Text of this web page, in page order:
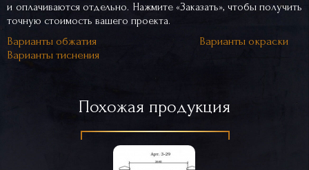
и оплачиваются отдельно. Нажмите «Заказать», чтобы получить
точную стоимость вашего проекта.
Варианты обжатия
Варианты окраски
Варианты тиснения
Похожая продукция